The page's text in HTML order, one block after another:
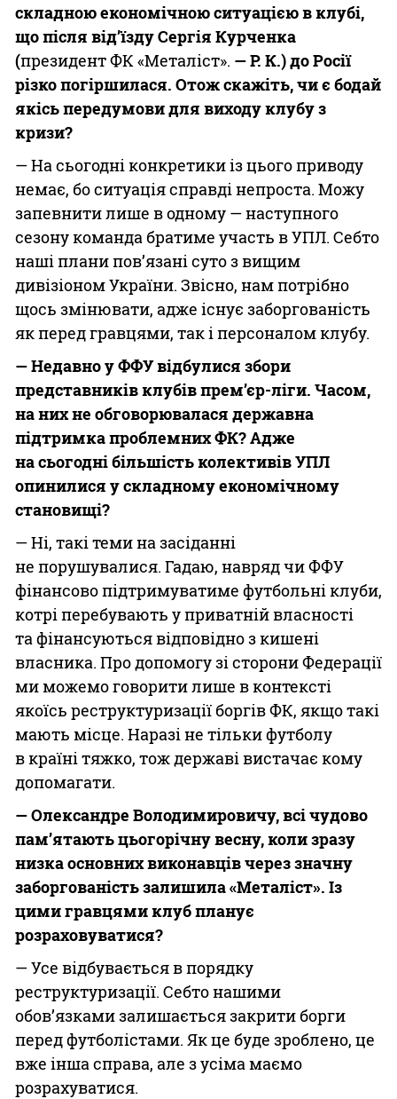
складною економічною ситуацією в клубі,
що після від’їзду Сергія Курченка
(президент ФК «Металіст». — Р. К.) доРосії
різко погіршилася. Отож скажіть, чи є бодай
якісь перед­умовидля виходу клубу з
кризи?
— На сьогодні конкретики із цього приводу
немає, бо ситуація справді непроста. Можу
запевнити лише в одному — наступного
сезону команда братиме участь в УПЛ. Себто
наші плани пов’язані суто з вищим
дивізіоном України. Звісно, нам потрібно
щось змінювати, адже існує заборгованість
як перед гравцями, так і персоналом клубу.
— Недавно у ФФУ відбулися збори
представниківклубів прем’єр-ліги. Часом,
на них не обговорювалася державна
підтримка проблемнихФК? Адже
на сьогодні більшість колективів УПЛ
опинилися у складномуекономічному
становищі?
— Ні, такі теми на засіданні
не порушувалися. Гадаю, навряд чи ФФУ
фінансово підтримуватиме футбольні клуби,
котрі перебувають у приватній власності
та фінансуються відповідно з кишені
власника. Про допомогу зі сторони Федерації
ми можемо говорити лише в контексті
якоїсь реструктуризації боргів ФК, якщо такі
мають місце. Наразі не тільки футболу
в країні тяжко, тож державі вистачає кому
допомагати.
—Олександре Володимировичу, всі чудово
пам’ятають цьогорічну весну, коли зразу
низкаосновних виконавців через значну
заборгованість залишила «Металіст». Із
цими гравцямиклуб планує
розраховуватися?
— Усе відбувається в порядку
реструктуризації. Себто нашими
обов’язками залишається закрити борги
перед футболістами. Як це буде зроблено, це
вже інша справа, але з усіма маємо
розрахуватися.